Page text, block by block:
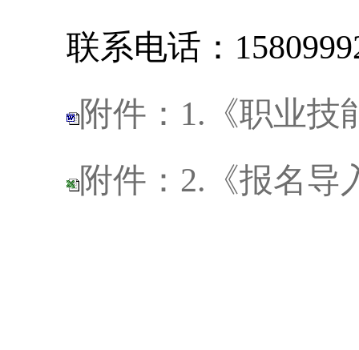
联系电话：
附件：1.《职业技
附件：2.《报名导